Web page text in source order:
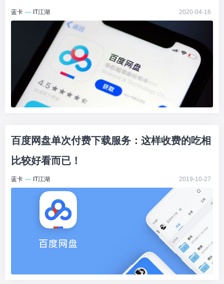
蓝卡 — IT江湖 2020-04-16
百度网盘单次付费下载服务：这样收费的吃相
比较好看而已！
蓝卡 — IT江湖 2019-10-27